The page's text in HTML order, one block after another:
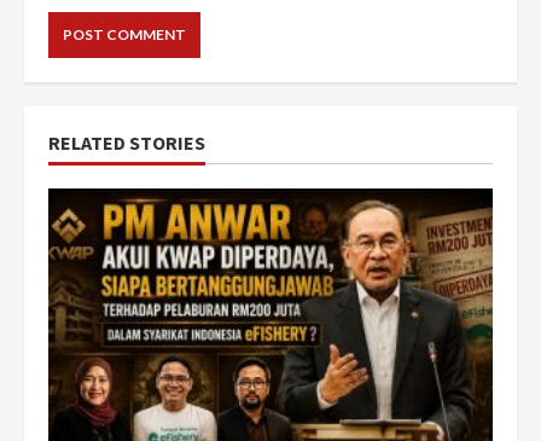
RELATED STORIES